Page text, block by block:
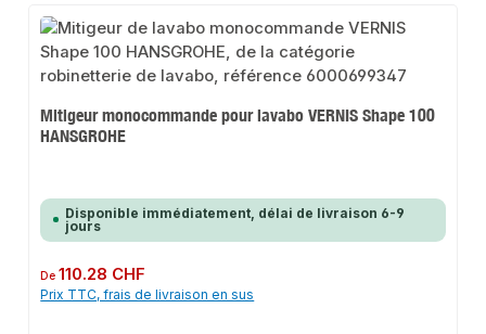
Mitigeur monocommande pour lavabo VERNIS Shape 100
HANSGROHE
Disponible immédiatement, délai de livraison 6-9
jours
Prix régulier :
De110.28 CHF
Prix TTC, frais de livraison en sus